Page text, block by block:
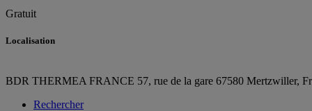
Gratuit
Localisation
BDR THERMEA FRANCE 57, rue de la gare 67580 Mertzwiller,
Rechercher